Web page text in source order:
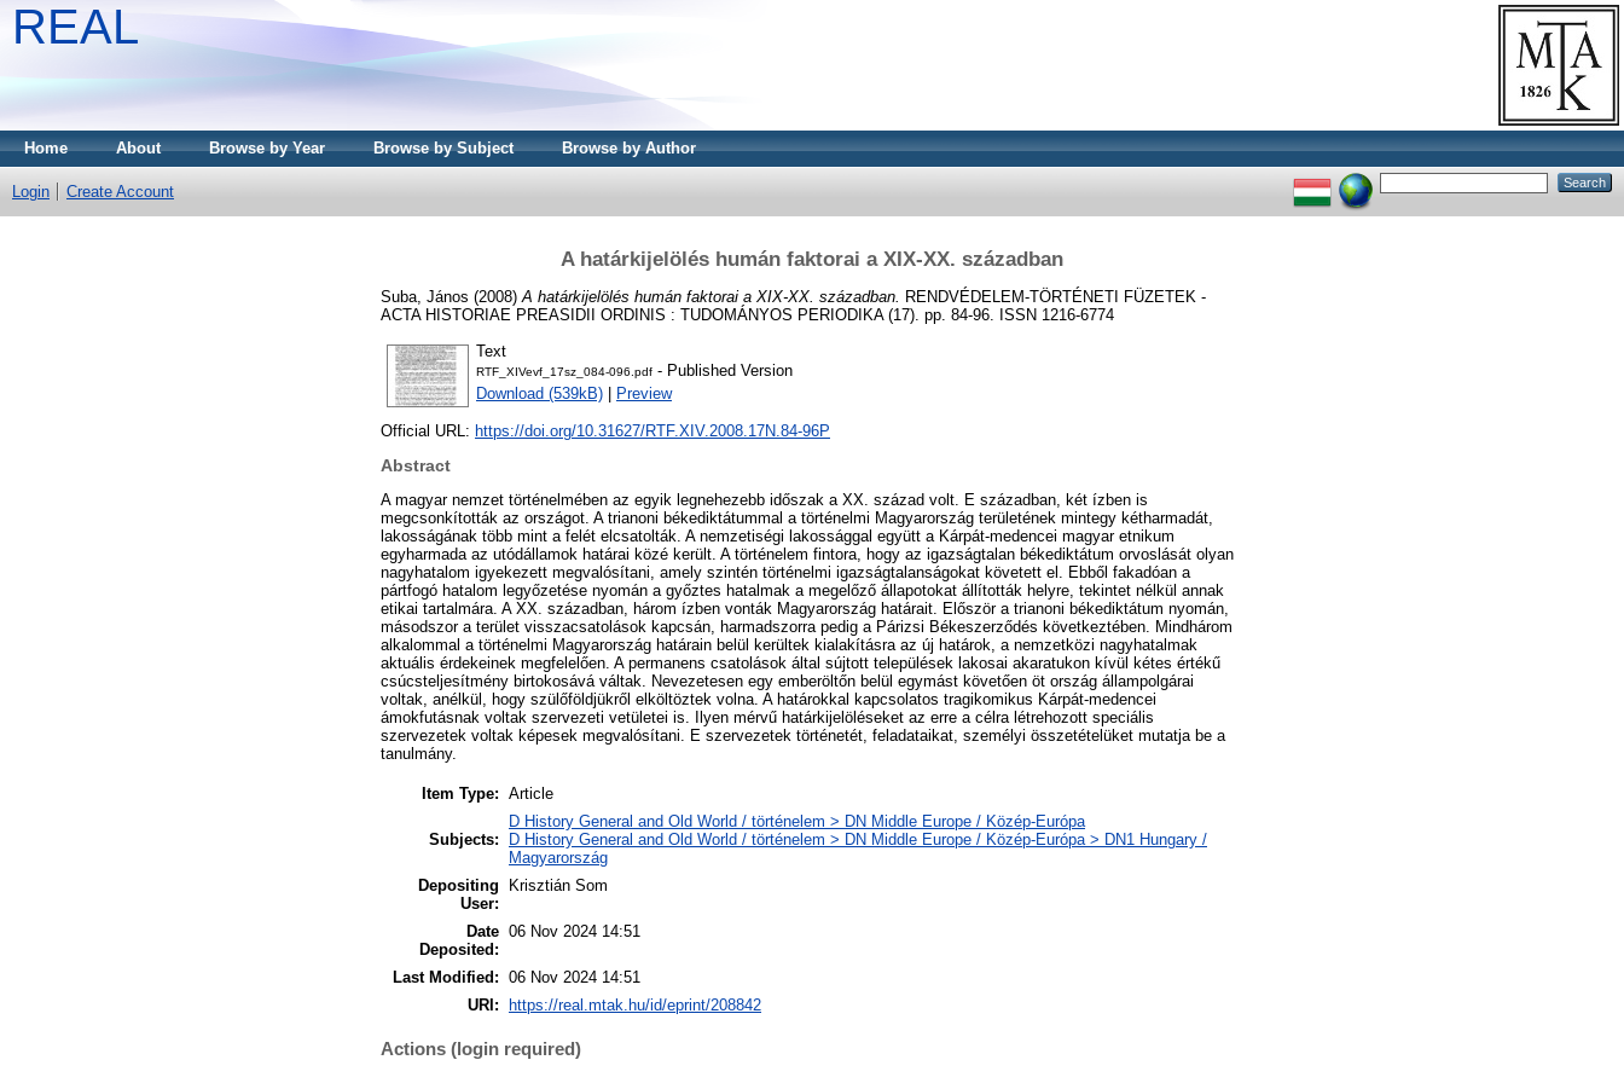
REAL
Home About Browse by Year Browse by Subject Browse by Author
Login Create Account
A határkijelölés humán faktorai a XIX-XX. században
Suba, János (2008) A határkijelölés humán faktorai a XIX-XX. században. RENDVÉDELEM-TÖRTÉNETI FÜZETEK -
ACTA HISTORIAE PREASIDII ORDINIS : TUDOMÁNYOS PERIODIKA (17). pp. 84-96. ISSN 1216-6774
Text
RTF_XIVevf_17sz_084-096.pdf - Published Version
Download (539kB)
Preview
Official URL: https://doi.org/10.31627/RTF.XIV.2008.17N.84-96P
Abstract
A magyar nemzet történelmében az egyik legnehezebb időszak a XX. század volt. E században, két ízben is
megcsonkították az országot. A trianoni békediktátummal a történelmi Magyarország területének mintegy kétharmadát,
lakosságának több mint a felét elcsatolták. A nemzetiségi lakossággal együtt a Kárpát-medencei magyar etnikum
egyharmada az utódállamok határai közé került. A történelem fintora, hogy az igazságtalan békediktátum orvoslását olyan
nagyhatalom igyekezett megvalósítani, amely szintén történelmi igazságtalanságokat követett el. Ebből fakadóan a
pártfogó hatalom legyőzetése nyomán a győztes hatalmak a megelőző állapotokat állították helyre, tekintet nélkül annak
etikai tartalmára. A XX. században, három ízben vonták Magyarország határait. Először a trianoni békediktátum nyomán,
másodszor a terület visszacsatolások kapcsán, harmadszorra pedig a Párizsi Békeszerződés következtében. Mindhárom
alkalommal a történelmi Magyarország határain belül kerültek kialakításra az új határok, a nemzetközi nagyhatalmak
aktuális érdekeinek megfelelően. A permanens csatolások által sújtott települések lakosai akaratukon kívül kétes értékű
csúcsteljesítmény birtokosává váltak. Nevezetesen egy emberöltőn belül egymást követően öt ország állampolgárai
voltak, anélkül, hogy szülőföldjükről elköltöztek volna. A határokkal kapcsolatos tragikomikus Kárpát-medencei
ámokfutásnak voltak szervezeti vetületei is. Ilyen mérvű határkijelöléseket az erre a célra létrehozott speciális
szervezetek voltak képesek megvalósítani. E szervezetek történetét, feladataikat, személyi összetételüket mutatja be a
tanulmány.
Item Type: Article
Subjects:
D History General and Old World / történelem > DN Middle Europe / Közép-Európa
D History General and Old World / történelem > DN Middle Europe / Közép-Európa > DN1 Hungary /
Magyarország
Depositing
User:
Krisztián Som
Date
Deposited:
06 Nov 2024 14:51
Last Modified: 06 Nov 2024 14:51
URI:
https://real.mtak.hu/id/eprint/208842
Actions (login required)